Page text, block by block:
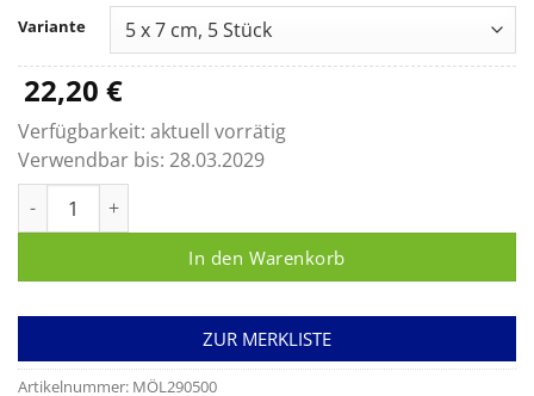
bis
75,40 €
Variante
22,20 €
Verfügbarkeit: aktuell vorrätig
Verwendbar bis: 28.03.2029
In den Warenkorb
ZUR MERKLISTE
Artikelnummer: MÖL290500